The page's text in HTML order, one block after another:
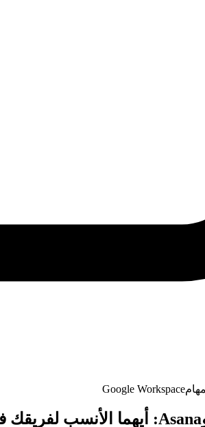
Google Workspace